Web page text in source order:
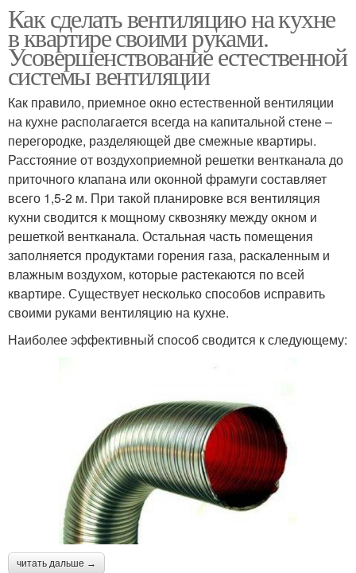
Как сделать вентиляцию на кухне
в квартире своими руками.
Усовершенствование естественной
системы вентиляции
Как правило, приемное окно естественной вентиляции
на кухне располагается всегда на капитальной стене –
перегородке, разделяющей две смежные квартиры.
Расстояние от воздухоприемной решетки вентканала до
приточного клапана или оконной фрамуги составляет
всего 1,5-2 м. При такой планировке вся вентиляция
кухни сводится к мощному сквозняку между окном и
решеткой вентканала. Остальная часть помещения
заполняется продуктами горения газа, раскаленным и
влажным воздухом, которые растекаются по всей
квартире. Существует несколько способов исправить
своими руками вентиляцию на кухне.
Наиболее эффективный способ сводится к следующему:
читать дальше →